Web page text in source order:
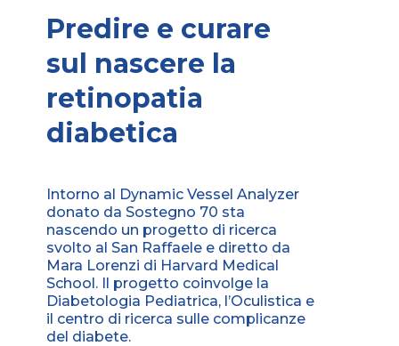
Predire e curare
sul nascere la
retinopatia
diabetica
Intorno al Dynamic Vessel Analyzer
donato da Sostegno 70 sta
nascendo un progetto di ricerca
svolto al San Raffaele e diretto da
Mara Lorenzi di Harvard Medical
School. Il progetto coinvolge la
Diabetologia Pediatrica, l’Oculistica e
il centro di ricerca sulle complicanze
del diabete.